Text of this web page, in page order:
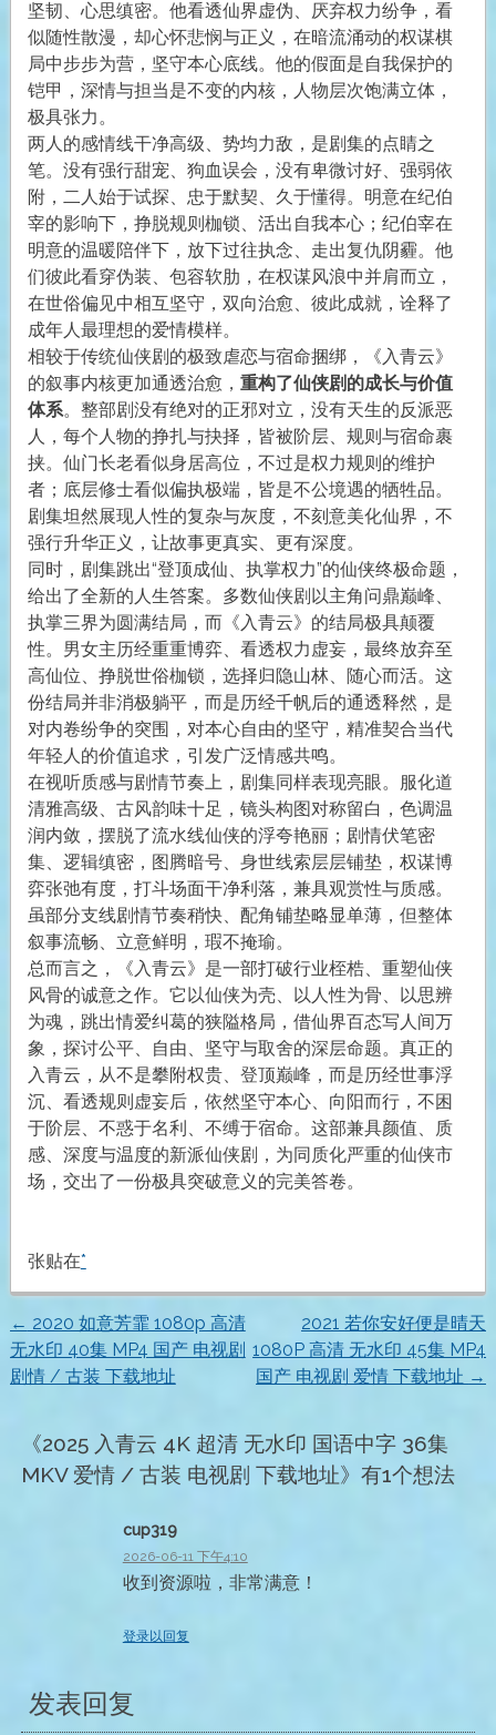
坚韧、心思缜密。他看透仙界虚伪、厌弃权力纷争，看
似随性散漫，却心怀悲悯与正义，在暗流涌动的权谋棋
局中步步为营，坚守本心底线。他的假面是自我保护的
铠甲，深情与担当是不变的内核，人物层次饱满立体，
极具张力。
两人的感情线干净高级、势均力敌，是剧集的点睛之
笔。没有强行甜宠、狗血误会，没有卑微讨好、强弱依
附，二人始于试探、忠于默契、久于懂得。明意在纪伯
宰的影响下，挣脱规则枷锁、活出自我本心；纪伯宰在
明意的温暖陪伴下，放下过往执念、走出复仇阴霾。他
们彼此看穿伪装、包容软肋，在权谋风浪中并肩而立，
在世俗偏见中相互坚守，双向治愈、彼此成就，诠释了
成年人最理想的爱情模样。
相较于传统仙侠剧的极致虐恋与宿命捆绑，《入青云》
的叙事内核更加通透治愈， 重构了仙侠剧的成长与价值
体系。整部剧没有绝对的正邪对立，没有天生的反派恶
人，每个人物的挣扎与抉择，皆被阶层、规则与宿命裹
挟。仙门长老看似身居高位，不过是权力规则的维护
者；底层修士看似偏执极端，皆是不公境遇的牺牲品。
剧集坦然展现人性的复杂与灰度，不刻意美化仙界，不
强行升华正义，让故事更真实、更有深度。
同时，剧集跳出“登顶成仙、执掌权力”的仙侠终极命题，
给出了全新的人生答案。多数仙侠剧以主角问鼎巅峰、
执掌三界为圆满结局，而《入青云》的结局极具颠覆
性。男女主历经重重博弈、看透权力虚妄，最终放弃至
高仙位、挣脱世俗枷锁，选择归隐山林、随心而活。这
份结局并非消极躺平，而是历经千帆后的通透释然，是
对内卷纷争的突围，对本心自由的坚守，精准契合当代
年轻人的价值追求，引发广泛情感共鸣。
在视听质感与剧情节奏上，剧集同样表现亮眼。服化道
清雅高级、古风韵味十足，镜头构图对称留白，色调温
润内敛，摆脱了流水线仙侠的浮夸艳丽；剧情伏笔密
集、逻辑缜密，图腾暗号、身世线索层层铺垫，权谋博
弈张弛有度，打斗场面干净利落，兼具观赏性与质感。
虽部分支线剧情节奏稍快、配角铺垫略显单薄，但整体
叙事流畅、立意鲜明，瑕不掩瑜。
总而言之，《入青云》是一部打破行业桎梏、重塑仙侠
风骨的诚意之作。它以仙侠为壳、以人性为骨、以思辨
为魂，跳出情爱纠葛的狭隘格局，借仙界百态写人间万
象，探讨公平、自由、坚守与取舍的深层命题。真正的
入青云，从不是攀附权贵、登顶巅峰，而是历经世事浮
沉、看透规则虚妄后，依然坚守本心、向阳而行，不困
于阶层、不惑于名利、不缚于宿命。这部兼具颜值、质
感、深度与温度的新派仙侠剧，为同质化严重的仙侠市
场，交出了一份极具突破意义的完美答卷。
张贴在*
文
章
导
航
← 2020 如意芳霏 1080p 高清
无水印 40集 MP4 国产 电视剧
剧情 / 古装 下载地址
2021 若你安好便是晴天
1080P 高清 无水印 45集 MP4
国产 电视剧 爱情 下载地址 →
《2025 入青云 4K 超清 无水印 国语中字 36集
MKV 爱情 / 古装 电视剧 下载地址》有1个想法
cup319
2026-06-11 下午4:10
收到资源啦，非常满意！
登录以回复
发表回复